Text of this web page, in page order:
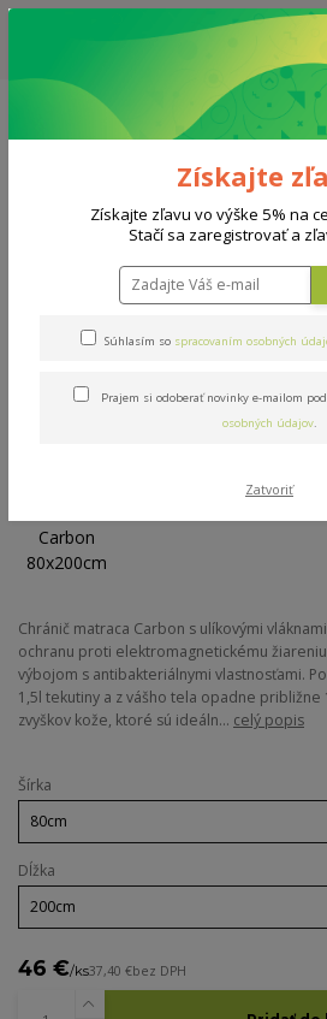
ZĽAVA: VŠETKY VYSTAVENÉ POSTELE ZA
PODĽA VÝBERU / DODACIA LEHOTA JE
0908 777 700 Po-So: 10-18 hod.
Doplnky Chránič Carbon 80x200cm
Chránič Carbon
Chránič matraca Carbon s ulíkovými
ochranu proti elektromagnetickému
výbojom s antibakteriálnymi vlastnosťami.
1,5l tekutiny a z vášho tela opadne približne
zvyškov kože, ktoré sú ideáln... celý popis
Šírka
Dĺžka
46 €/ks37,40 €bez DPH
Získajte
Získajte zľavu vo výške 5% na
Stačí sa zaregistrovať a
Súhlasím so spracovaním osobných
Prajem si odoberať novinky e-mailom
osobných údajov.
Zatvoriť